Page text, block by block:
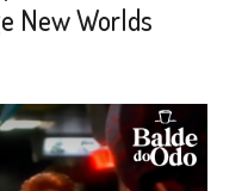
New Worlds